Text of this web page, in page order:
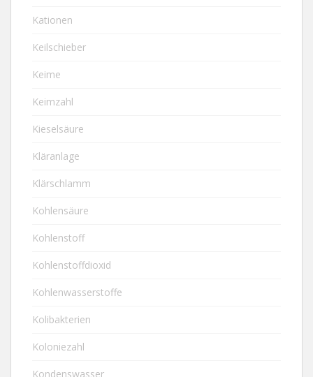
Kationen
Keilschieber
Keime
Keimzahl
Kieselsäure
Kläranlage
Klärschlamm
Kohlensäure
Kohlenstoff
Kohlenstoffdioxid
Kohlenwasserstoffe
Kolibakterien
Koloniezahl
Kondenswasser